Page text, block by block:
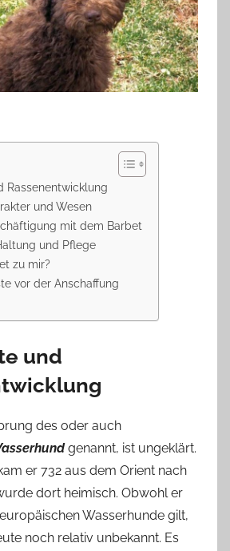
Rassenentwicklung
und Wesen
mit dem Barbet
und Pflege
zu mir?
vor der Anschaffung
und
des oder auch
genannt, ist ungeklärt.
er 732 aus dem Orient nach
dort heimisch. Obwohl er
Wasserhunde gilt,
noch relativ unbekannt. Es